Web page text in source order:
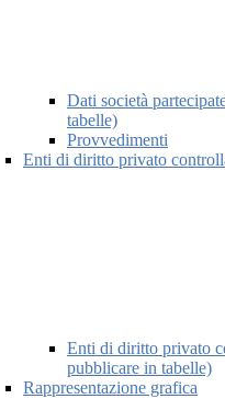
Dati società
tabelle)
Provvedimenti
Enti di diritto privato
Enti di diritto privato
pubblicare in tabelle)
Rappresentazione grafica